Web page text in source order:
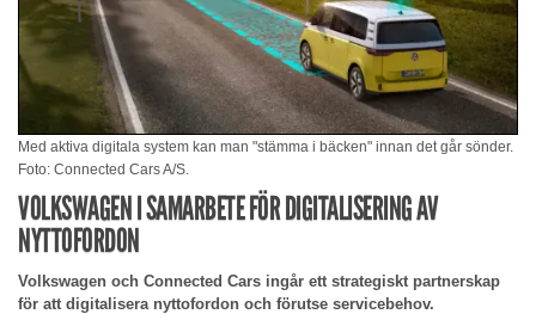
Med aktiva digitala system kan man "stämma i bäcken" innan det går sönder.
Foto: Connected Cars A/S.
VOLKSWAGEN I SAMARBETE FÖR DIGITALISERING AV
NYTTOFORDON
Volkswagen och Connected Cars ingår ett strategiskt partnerskap
för att digitalisera nyttofordon och förutse servicebehov.